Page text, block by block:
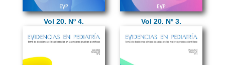
Vol 20. Nº 4. Vol 20. Nº 3.